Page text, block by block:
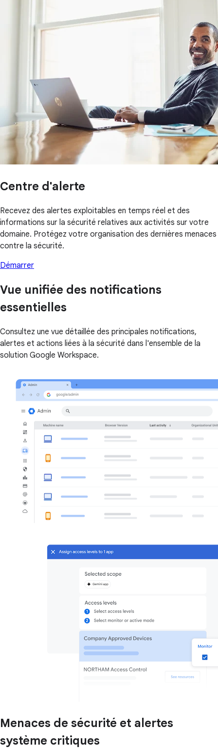
Centre d'alerte
Recevez des alertes exploitables en temps réel et des
informations sur la sécurité relatives aux activités sur votre
domaine. Protégez votre organisation des dernières menaces
contre la sécurité.
Démarrer
Vue unifiée des notifications
essentielles
Consultez une vue détaillée des principales notifications,
alertes et actions liées à la sécurité dans l'ensemble de la
solution Google Workspace.
Menaces de sécurité et alertes
système critiques